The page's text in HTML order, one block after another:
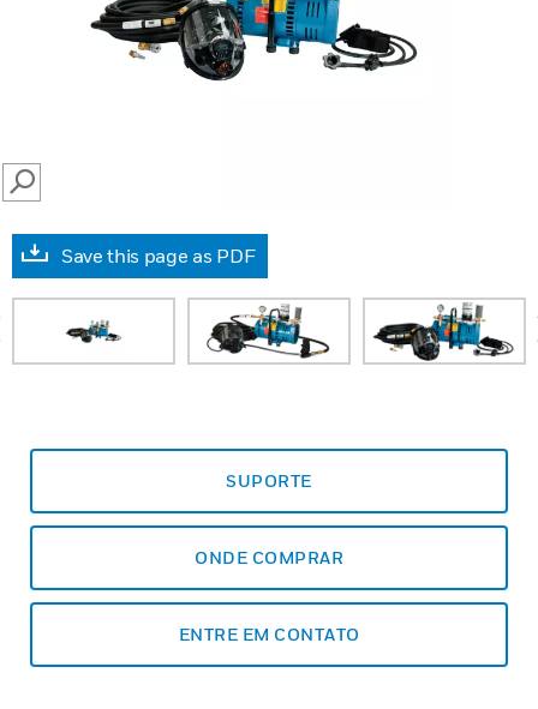
SEARCH
Save this page as PDF
SUPORTE
ONDE COMPRAR
ENTRE EM CONTATO